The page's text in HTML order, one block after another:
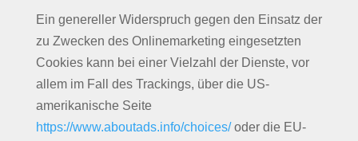
Ein genereller Widerspruch gegen den Einsatz der
zu Zwecken des Onlinemarketing eingesetzten
Cookies kann bei einer Vielzahl der Dienste, vor
allem im Fall des Trackings, über die US-
amerikanische Seite
https://www.aboutads.info/choices/oder die EU-